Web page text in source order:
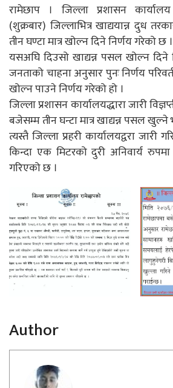
रामेछाप । जिल्ला प्रशासन
(शुक्रबार) जिल्लाभित्र खाद्ययान्न दुध
तीन घण्टा मात्र खोल्न दिने निर्णय गरेको छ ।
यसअघि दिउसो खाद्यन्न पसल खोल्न दिने
जनताको चाहना अनुसार पुनः निर्णय
खोल्न पाउने निर्णय गरेको हो ।
जिल्ला प्रशासन कार्यालयद्धारा जारी
बजेसम्म तीन घन्टा मात्र खाद्यन्न पसल
त्यस्तै जिल्ला प्रहरी कार्यालयद्वरा जारी
किन्दा एक मिटरको दुरी अनिवार्य
गरिएको छ ।
Author